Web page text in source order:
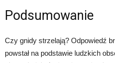
Podsumowanie
Czy gnidy strzelają? Odpowiedź
powstał na podstawie ludzkich